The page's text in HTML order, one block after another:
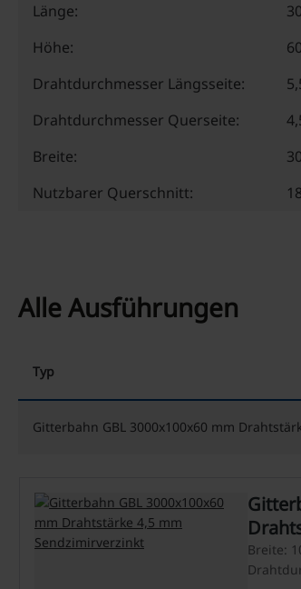
Länge:
Höhe:
Drahtdurchmesser Längsseite:
Drahtdurchmesser Querseite:
Breite:
Nutzbarer Querschnitt:
Alle Ausführungen
Typ
Gitterbahn GBL 3000x100x60 mm
Breite: